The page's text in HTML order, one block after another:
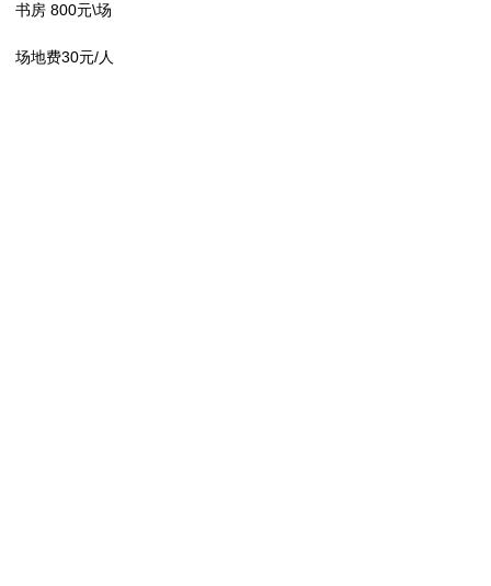
书房 800元\场
场地费30元/人